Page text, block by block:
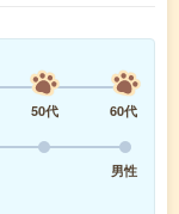
50代
60代
男性